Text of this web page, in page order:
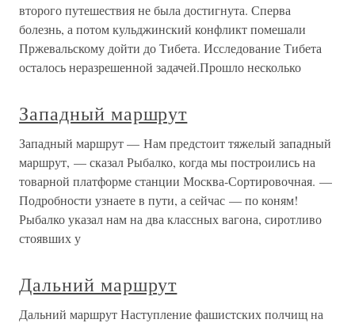
второго путешествия не была достигнута. Сперва
болезнь, а потом кульджинский конфликт помешали
Пржевальскому дойти до Тибета. Исследование Тибета
осталось неразрешенной задачей.Прошло несколько
Западный маршрут
Западный маршрут — Нам предстоит тяжелый западный
маршрут, — сказал Рыбалко, когда мы построились на
товарной платформе станции Москва-Сортировочная. —
Подробности узнаете в пути, а сейчас — по коням!
Рыбалко указал нам на два классных вагона, сиротливо
стоявших у
Дальний маршрут
Дальний маршрут Наступление фашистских полчищ на